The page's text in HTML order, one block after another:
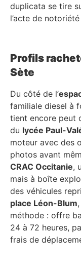
duplicata se tire
l’acte de
Profils
Sète
Du côté de l’
familiale diesel à
tient encore peut
du lycée Paul-
moteur avec des
photos avant
CRAC Occitanie,
mais à boîte
des véhicules
place Léon-Blum
méthode : offre
24 à 72 heures,
frais de